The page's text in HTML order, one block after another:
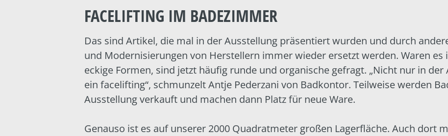
FACELIFTING IM BADEZIMMER
Das sind Artikel, die mal in der Ausstellung präsentiert wurden und durch
und Modernisierungen von Herstellern immer wieder ersetzt werden. Waren es
eckige Formen, sind jetzt häufig runde und organische gefragt. „Nicht nur in
ein facelifting“, schmunzelt Antje Pederzani von Badkontor. Teilweise werden
Ausstellung verkauft und machen dann Platz für neue Ware.
Genauso ist es auf unserer 2000 Quadratmeter großen Lagerfläche. Auch dort